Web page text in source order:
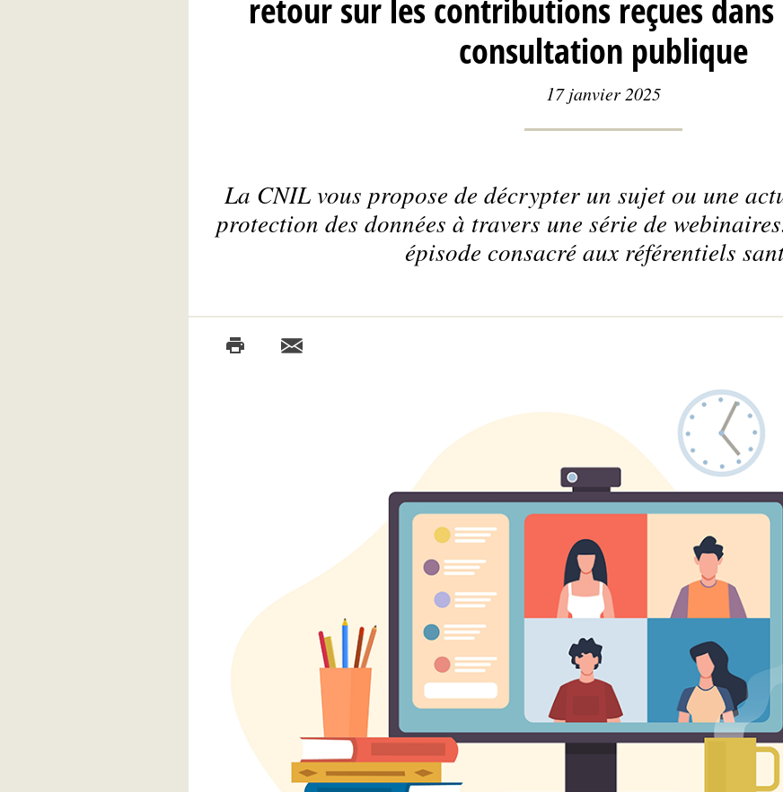
retour sur les contributions reçues
consultation publique
17 janvier 2025
La CNIL vous propose de décrypter un sujet ou une
protection des données à travers une série de
épisode consacré aux référentiels